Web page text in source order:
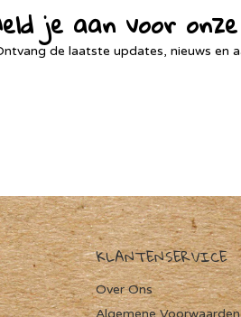
je aan voor
de laatste updates, nieuws en
KLANTENSERVICE
Over Ons
Algemene Voorwaarden